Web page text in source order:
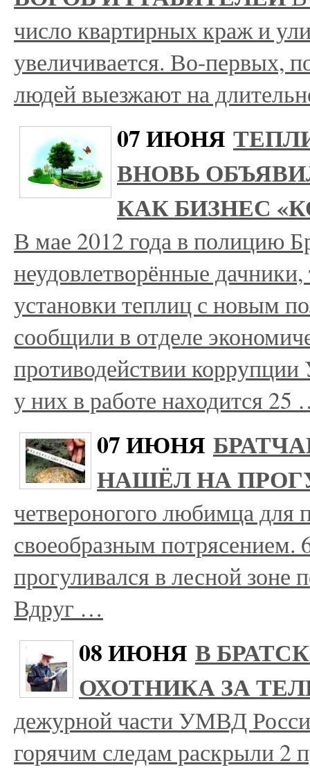
число квартирных краж и
увеличивается. Во-первых,
людей выезжают на
07 ИЮНЯ
ВНОВЬ
КАК БИЗНЕС
В мае 2012 года в полицию
неудовлетворённые
установки теплиц с новым
сообщили в отделе
противодействии
у них в работе находится 25
07 ИЮНЯ
НАШЁЛ НА
четвероногого любимца для
своеобразным
прогуливался в лесной
Вдруг …
08 ИЮНЯ В
ОХОТНИКА ЗА
дежурной части УМВД
горячим следам раскрыли 2